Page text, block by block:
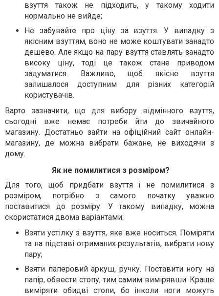
взуття також не підходить, у такому ходити
нормально не вийде;
Не забувайте про ціну за взуття. У випадку з
якісним взуттям, воно не може коштувати занадто
дешево. Але якщо на пару взуття ставлять занадто
високу ціну, тоді це також стане приводом
задуматися. Важливо, щоб якісне взуття
залишалося доступним для різних категорій
користувачів.
Варто зазначити, що для вибору відмінного взуття,
сьогодні вже немає потреби йти до звичайного
магазину. Достатньо зайти на офіційний сайт онлайн-
магазину, де можна вибрати бажане, не виходячи з
дому.
Як не помилитися з розміром?
Для того, щоб придбати взуття і не помилитися з
розміром, потрібно з самого початку уважно
поставитися до розміру. У такому випадку, можна
скористатися двома варіантами:
Взяти устілку з взуття, яке вже носиться. Поміряти
та на підставі отриманих результатів, вибрати нову
пару;
Взяти паперовий аркуш, ручку. Поставити ногу на
папір, обвести стопу, тим самим вимірявши. Краще
виміряти обидві стопи, бо інколи ноги можуть